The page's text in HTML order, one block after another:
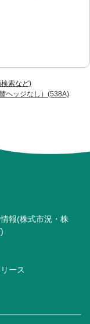
索など)
ヘッジなし）(538A)
報(株式市況・株
ース